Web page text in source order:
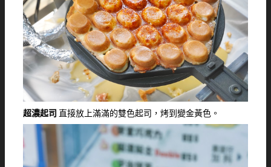
超濃起司 直接放上滿滿的雙色起司，烤到變金黃色。